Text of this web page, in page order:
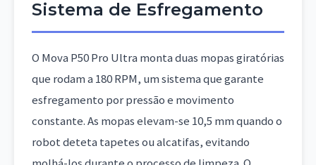
Sistema de Esfregamento
O Mova P50 Pro Ultra monta duas mopas giratórias
que rodam a 180 RPM, um sistema que garante
esfregamento por pressão e movimento
constante. As mopas elevam-se 10,5 mm quando o
robot deteta tapetes ou alcatifas, evitando